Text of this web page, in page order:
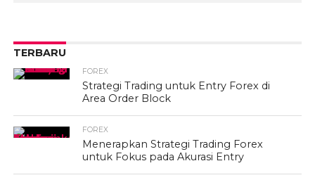
TERBARU
FOREX
Strategi Trading untuk Entry Forex di
Area Order Block
FOREX
Menerapkan Strategi Trading Forex
untuk Fokus pada Akurasi Entry